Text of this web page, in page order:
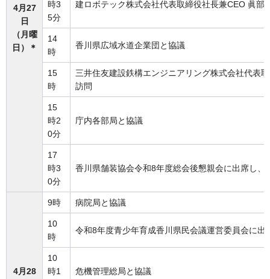
4月27
日
（月曜
日）＊
時3
5分
建ロボテック株式会社代表取締役社長兼CEO 眞部
14
時
香川県広域水道企業団と協議
15
時
三井住友建設鉄構エンジニアリング株式会社代表
訪問
15
時2
0分
庁内各部局と協議
17
時3
0分
香川県舗装協会令和8年度総会後懇親会に出席し、
4月28
9時 病院局と協議
10
時
令和8年度青少年育成香川県民会議運営委員会に出
10
時1
危機管理総局と協議